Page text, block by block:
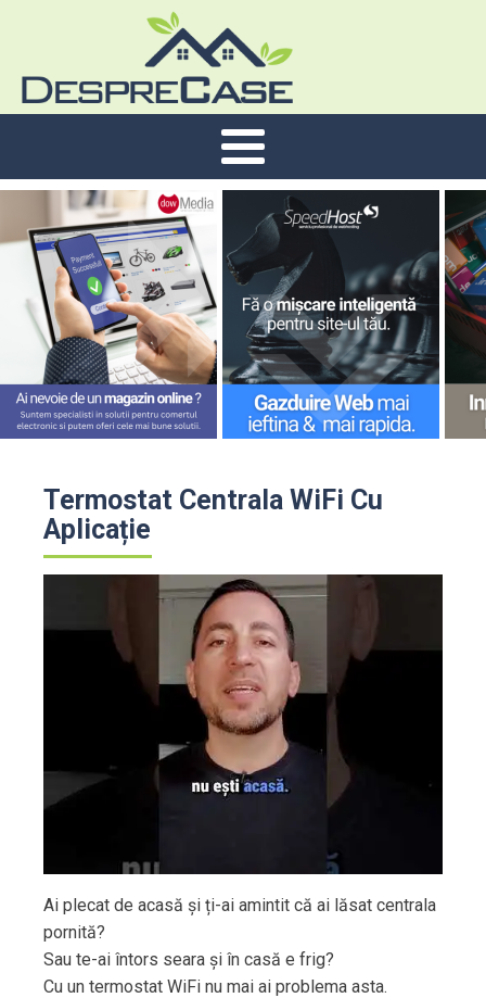
Termostat Centrala WiFi Cu
Aplicație
Ai plecat de acasă și ți-ai amintit că ai lăsat centrala
pornită?
Sau te-ai întors seara și în casă e frig?
Cu un termostat WiFi nu mai ai problema asta.